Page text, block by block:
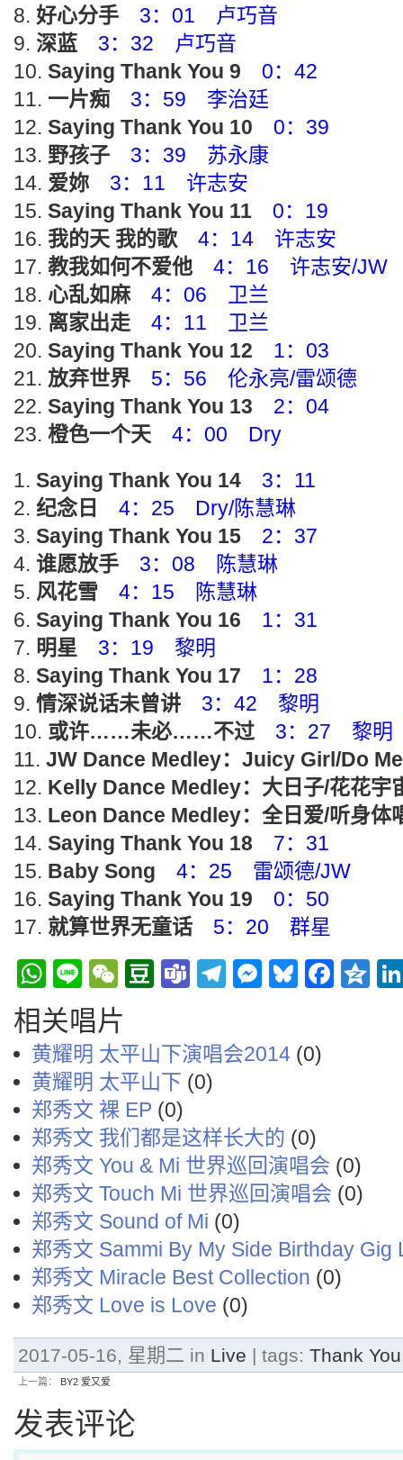
好心分手
3：01 卢巧音
深蓝
3：32 卢巧音
Saying Thank You 9
0：42
一片痴
3：59 李治廷
Saying Thank You 10
0：39
野孩子
3：39 苏永康
爱妳
3：11 许志安
Saying Thank You 11
0：19
我的天 我的歌
4：14 许志安
教我如何不爱他
4：16 许志安/JW
心乱如麻
4：06 卫兰
离家出走
4：11 卫兰
Saying Thank You 12
1：03
放弃世界
5：56 伦永亮/雷颂德
Saying Thank You 13
2：04
橙色一个天
4：00 Dry
Saying Thank You 14
3：11
纪念日
4：25 Dry/陈慧琳
Saying Thank You 15
2：37
谁愿放手
3：08 陈慧琳
风花雪
4：15 陈慧琳
Saying Thank You 16
1：31
明星
3：19 黎明
Saying Thank You 17
1：28
情深说话未曾讲
3：42 黎明
或许……未必……不过
3：27 黎明
JW Dance Medley：Juicy Girl/Do
Kelly Dance Medley：大日子/花花宇
Leon Dance Medley：全日爱/听身体
Saying Thank You 18
7：31
Baby Song
4：25 雷颂德/JW
Saying Thank You 19
0：50
就算世界无童话
5：20 群星
WhatsApp
LineWeChat
Douban
TeamsTelegramBluesky
相关唱片
黄耀明 太平山下演唱会2014 (0)
黄耀明 太平山下 (0)
郑秀文 裸 EP (0)
郑秀文 我们都是这样长大的 (0)
郑秀文 You & Mi 世界巡回演唱会 (0)
郑秀文 Touch Mi 世界巡回演唱会 (0)
郑秀文 Sound of Mi (0)
郑秀文 Sammi By My Side Birthday Gig
郑秀文 Miracle Best Collection (0)
郑秀文 Love is Love (0)
2017-05-16, 星期二 in Live | tags: Thank You
上一篇： BY2 爱又爱
发表评论